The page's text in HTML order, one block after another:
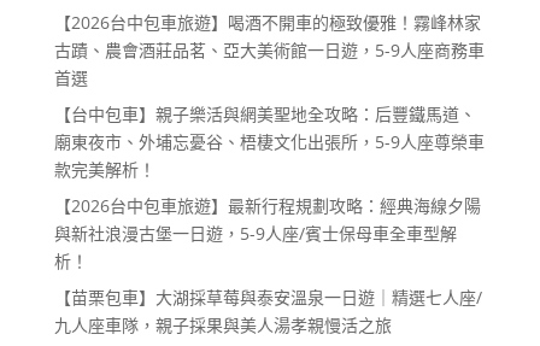
【2026台中包車旅遊】喝酒不開車的極致優雅！霧峰林家
古蹟、農會酒莊品茗、亞大美術館一日遊，5-9人座商務車
首選
【台中包車】親子樂活與網美聖地全攻略：后豐鐵馬道、
廟東夜市、外埔忘憂谷、梧棲文化出張所，5-9人座尊榮車
款完美解析！
【2026台中包車旅遊】最新行程規劃攻略：經典海線夕陽
與新社浪漫古堡一日遊，5-9人座/賓士保母車全車型解
析！
【苗栗包車】大湖採草莓與泰安溫泉一日遊｜精選七人座/
九人座車隊，親子採果與美人湯孝親慢活之旅